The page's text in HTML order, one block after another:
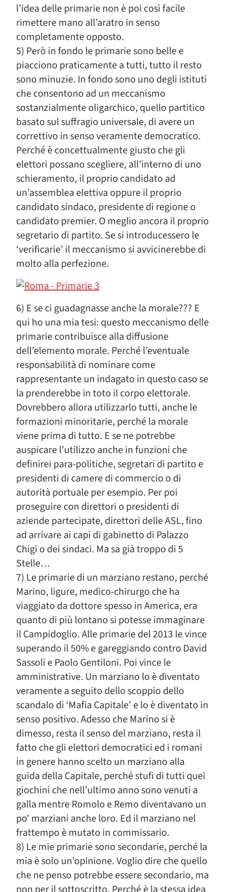
l’idea delle primarie non è poi così facile
rimettere mano all’aratro in senso
completamente opposto.
5) Però in fondo le primarie sono belle e
piacciono praticamente a tutti, tutto il resto
sono minuzie. In fondo sono uno degli istituti
che consentono ad un meccanismo
sostanzialmente oligarchico, quello partitico
basato sul suffragio universale, di avere un
correttivo in senso veramente democratico.
Perché è concettualmente giusto che gli
elettori possano scegliere, all’interno di uno
schieramento, il proprio candidato ad
un’assemblea elettiva oppure il proprio
candidato sindaco, presidente di regione o
candidato premier. O meglio ancora il proprio
segretario di partito. Se si introducessero le
‘verificarie’ il meccanismo si avvicinerebbe di
molto alla perfezione.
6) E se ci guadagnasse anche la morale??? E
qui ho una mia tesi: questo meccanismo delle
primarie contribuisce alla diffusione
dell’elemento morale. Perché l’eventuale
responsabilità di nominare come
rappresentante un indagato in questo caso se
la prenderebbe in toto il corpo elettorale.
Dovrebbero allora utilizzarlo tutti, anche le
formazioni minoritarie, perché la morale
viene prima di tutto. E se ne potrebbe
auspicare l’utilizzo anche in funzioni che
definirei para-politiche, segretari di partito e
presidenti di camere di commercio o di
autorità portuale per esempio. Per poi
proseguire con direttori o presidenti di
aziende partecipate, direttori delle ASL, fino
ad arrivare ai capi di gabinetto di Palazzo
Chigi o dei sindaci. Ma sa già troppo di 5
Stelle…
7) Le primarie di un marziano restano, perché
Marino, ligure, medico-chirurgo che ha
viaggiato da dottore spesso in America, era
quanto di più lontano si potesse immaginare
il Campidoglio. Alle primarie del 2013 le vince
superando il 50% e gareggiando contro David
Sassoli e Paolo Gentiloni. Poi vince le
amministrative. Un marziano lo è diventato
veramente a seguito dello scoppio dello
scandalo di ‘Mafia Capitale’ e lo è diventato in
senso positivo. Adesso che Marino si è
dimesso, resta il senso del marziano, resta il
fatto che gli elettori democratici ed i romani
in genere hanno scelto un marziano alla
guida della Capitale, perché stufi di tutti quei
giochini che nell’ultimo anno sono venuti a
galla mentre Romolo e Remo diventavano un
po’ marziani anche loro. Ed il marziano nel
frattempo è mutato in commissario.
8) Le mie primarie sono secondarie, perché la
mia è solo un’opinione. Voglio dire che quello
che ne penso potrebbe essere secondario, ma